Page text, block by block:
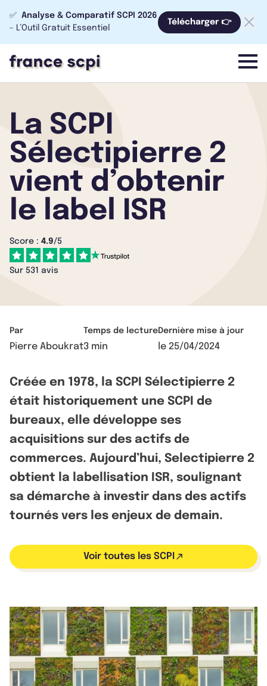
✅ Analyse & Comparatif SCPI 2026
- L’Outil Gratuit Essentiel
Télécharger 👉
menu
La SCPI
Sélectipierre 2
vient d’obtenir
le label ISR
Score : 4.9/5
Sur 531 avis
Par
Pierre Aboukrat
Temps de lecture
3 min
Dernière mise à jour
le 25/04/2024
Créée en 1978, la SCPI Sélectipierre 2
était historiquement une SCPI de
bureaux, elle développe ses
acquisitions sur des actifs de
commerces. Aujourd’hui, Selectipierre 2
obtient la labellisation ISR, soulignant
sa démarche à investir dans des actifs
tournés vers les enjeux de demain.
Voir toutes les SCPI